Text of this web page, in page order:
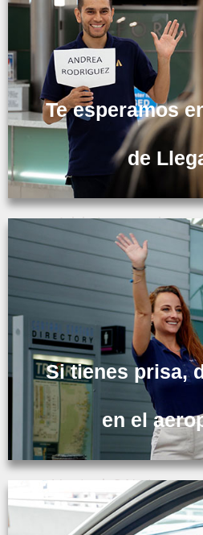
Te esperamos
de
Inicia tus vacaciones
estrés.
Si tienes prisa,
en el
¿Vas tarde? No te